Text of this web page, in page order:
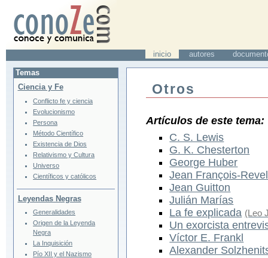
inicio autores
Otros
Artículos de este tema:
C. S. Lewis
G. K. Chesterton
George Huber
Jean François-Revel
Jean Guitton
Julián Marías
La fe explicada (Leo
Un exorcista
Víctor E. Frankl
Alexander
Temas
Ciencia y Fe
Conflicto fe y ciencia
Evolucionismo
Persona
Método Científico
Existencia de Dios
Relativismo y Cultura
Universo
Científicos y católicos
Leyendas Negras
Generalidades
Origen de la Leyenda
Negra
La Inquisición
Pío XII y el Nazismo